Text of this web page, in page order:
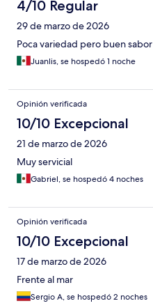
4/10 Regular
29 de marzo de 2026
Poca variedad pero buen sabor
Juanlis, se hospedó 1 noche
Opinión verificada
10/10 Excepcional
21 de marzo de 2026
Muy servicial
Gabriel, se hospedó 4 noches
Opinión verificada
10/10 Excepcional
17 de marzo de 2026
Frente al mar
Sergio A, se hospedó 2 noches